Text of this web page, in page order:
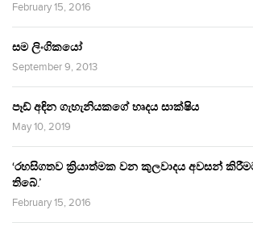
February 15, 2016
සම ලිංගිකයෝ
September 9, 2013
පෑඩ් අඳින ගැහැනියකගේ හෘදය සාක්ෂිය
May 10, 2019
‘රහසිගතව ක්‍රියාත්මක වන කුලවාදය අවසන්
තිබේ.’
February 15, 2016